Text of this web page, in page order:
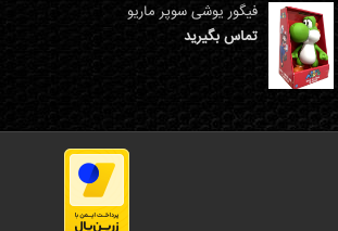
فیگور یوشی سوپر ماریو
تماس بگیرید